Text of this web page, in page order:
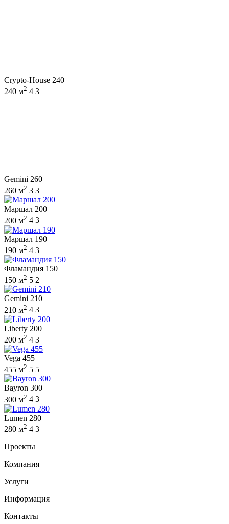
Crypto-House 240
240 м2 4 3
Gemini 260
260 м2 3 3
Маршал 200
200 м2 4 3
Маршал 190
190 м2 4 3
Фламандия 150
150 м2 5 2
Gemini 210
210 м2 4 3
Liberty 200
200 м2 4 3
Vega 455
455 м2 5 5
Bayron 300
300 м2 4 3
Lumen 280
280 м2 4 3
Проекты
Компания
Услуги
Информация
Контакты